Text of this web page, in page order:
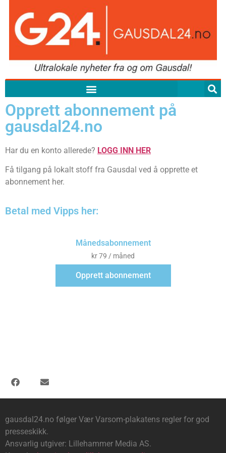
Opprett abonnement på
gausdal24.no
Har du en konto allerede? LOGG INN HER
Få tilgang på lokalt stoff fra Gausdal ved å opprette et
abonnement her.
Betal med Vipps her:
Månedsabonnement
kr79 / måned
Opprett abonnement
gausdal24.no følger Vær Varsom-plakatens regler for god
presseskikk.
Ansvarlig utgiver: Lillehammer Media AS.